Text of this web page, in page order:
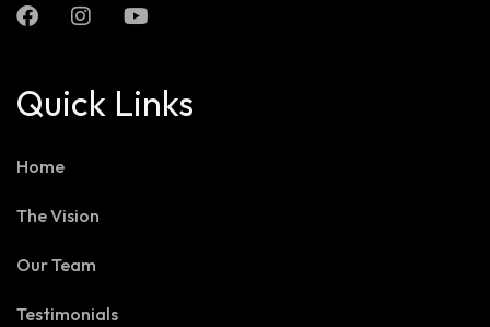
Quick Links
Home
The Vision
Our Team
Testimonials